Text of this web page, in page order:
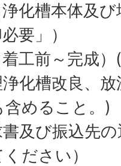
化槽本体及
要」）
工前～完成
化槽改良、
めること。)
及び振込先
ださい）